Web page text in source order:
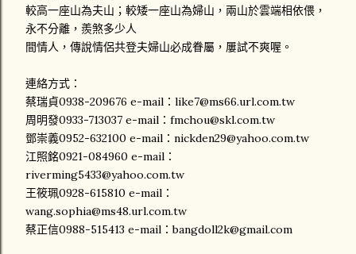
較高一座山為夫山；較矮一座山為婦山，兩山於雲端相依偎，
永不分離，羨煞多少人
間情人，傳說情侶共登夫婦山必成眷屬，屢試不爽喔。
連絡方式：
蔡瑞貞0938-209676 e-mail：like7@ms66.url.com.tw
周明發0933-713037 e-mail：fmchou@skl.com.tw
鄧崇義0952-632100 e-mail：nickden29@yahoo.com.tw
江照銘0921-084960 e-mail：
riverming5433@yahoo.com.tw
王筱珮0928-615810 e-mail：
wang.sophia@ms48.url.com.tw
蔡正信0988-515413 e-mail：bangdoll2k@gmail.com